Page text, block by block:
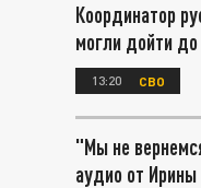
Координатор
могли дойти
13:20 СВО
"Мы не
аудио от Ирины